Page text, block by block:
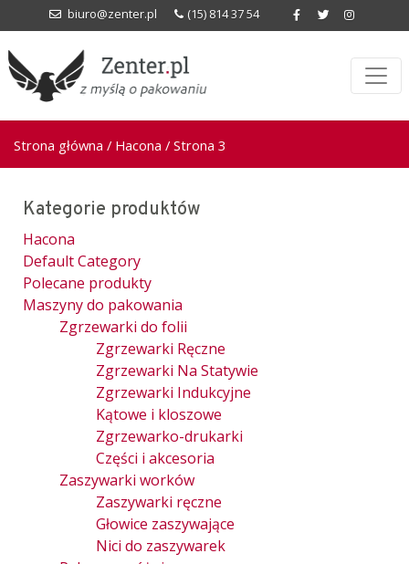
biuro@zenter.pl (15) 814 37 54
Strona główna / Hacona / Strona 3
Kategorie produktów
Hacona
Default Category
Polecane produkty
Maszyny do pakowania
Zgrzewarki do folii
Zgrzewarki Ręczne
Zgrzewarki Na Statywie
Zgrzewarki Indukcyjne
Kątowe i kloszowe
Zgrzewarko-drukarki
Części i akcesoria
Zaszywarki worków
Zaszywarki ręczne
Głowice zaszywające
Nici do zaszywarek